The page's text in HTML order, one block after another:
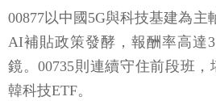
00877以中國5G與科技基建為主
AI補貼政策發酵，報酬率高達
鏡。00735則連續守住前段班
韓科技ETF。